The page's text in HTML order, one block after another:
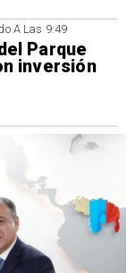
A Las 9:49
Parque
inversión